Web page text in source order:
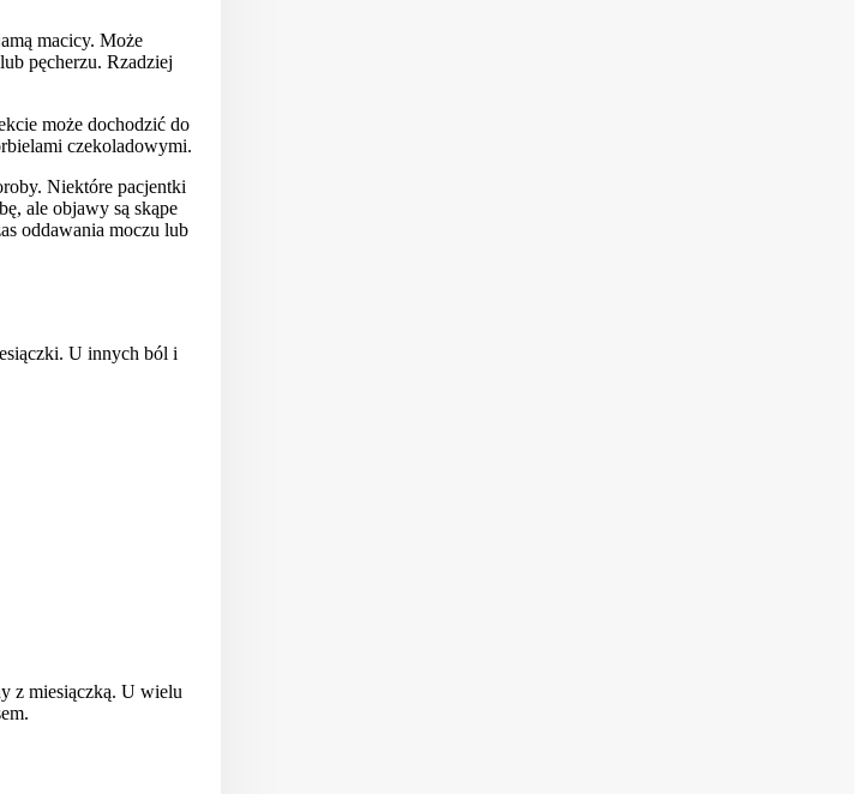
macicy. Może
pęcherzu. Rzadziej
może dochodzić do
czekoladowymi.
Niektóre pacjentki
ale objawy są skąpe
oddawania moczu lub
U innych ból i
z miesiączką. U wielu